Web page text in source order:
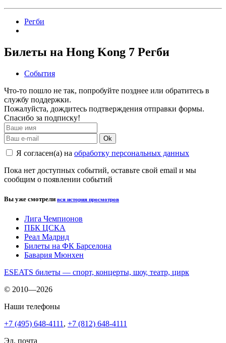
Регби
Билеты на Hong Kong 7 Регби
События
Что-то пошло не так, попробуйте позднее или обратитесь в
службу поддержки.
Пожалуйста, дождитесь подтверждения отправки формы.
Спасибо за подписку!
Ok
Я согласен(а) на обработку персональных данных
Пока нет доступных событий, оставьте свой email и мы
сообщим о появлении событий
Вы уже смотрели вся история просмотров
Лига Чемпионов
ПБК ЦСКА
Реал Мадрид
Билеты на ФК Барселона
Бавария Мюнхен
ESEATS билеты — спорт, концерты, шоу, театр, цирк
© 2010—2026
Наши телефоны
+7 (495) 648-4111 , +7 (812) 648-4111
Эл. почта